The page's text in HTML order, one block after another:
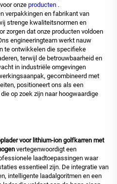
onze producten .
verpakkingen en fabrikant van
strenge kwaliteitsnormen en
zorgen dat onze producten voldoen
engineeringteam werkt nauw
te ontwikkelen die specifieke
terwijl de betrouwbaarheid en
in industriële omgevingen
gecombineerd met
positioneert ons als een
op zoek zijn naar hoogwaardige
voor lithium-ion golfkarren met
vertegenwoordigt een
laadtoepassingen waar
essentieel zijn. De integratie van
intelligente laadalgoritmen en een